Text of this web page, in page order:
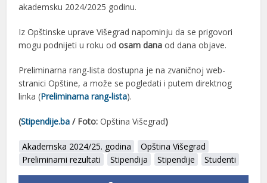
akademsku 2024/2025 godinu.
Iz Opštinske uprave Višegrad napominju da se prigovori
mogu podnijeti u roku odosam dana od dana objave.
Preliminarna rang-lista dostupna je na zvaničnoj web-
stranici Opštine, a može se pogledati i putem direktnog
linka (Preliminarna rang-lista).
(Stipendije.ba / Foto:Opština Višegrad)
Akademska 2024/25. godina
Opština Višegrad
Preliminarni rezultati
Stipendija Stipendije Studenti